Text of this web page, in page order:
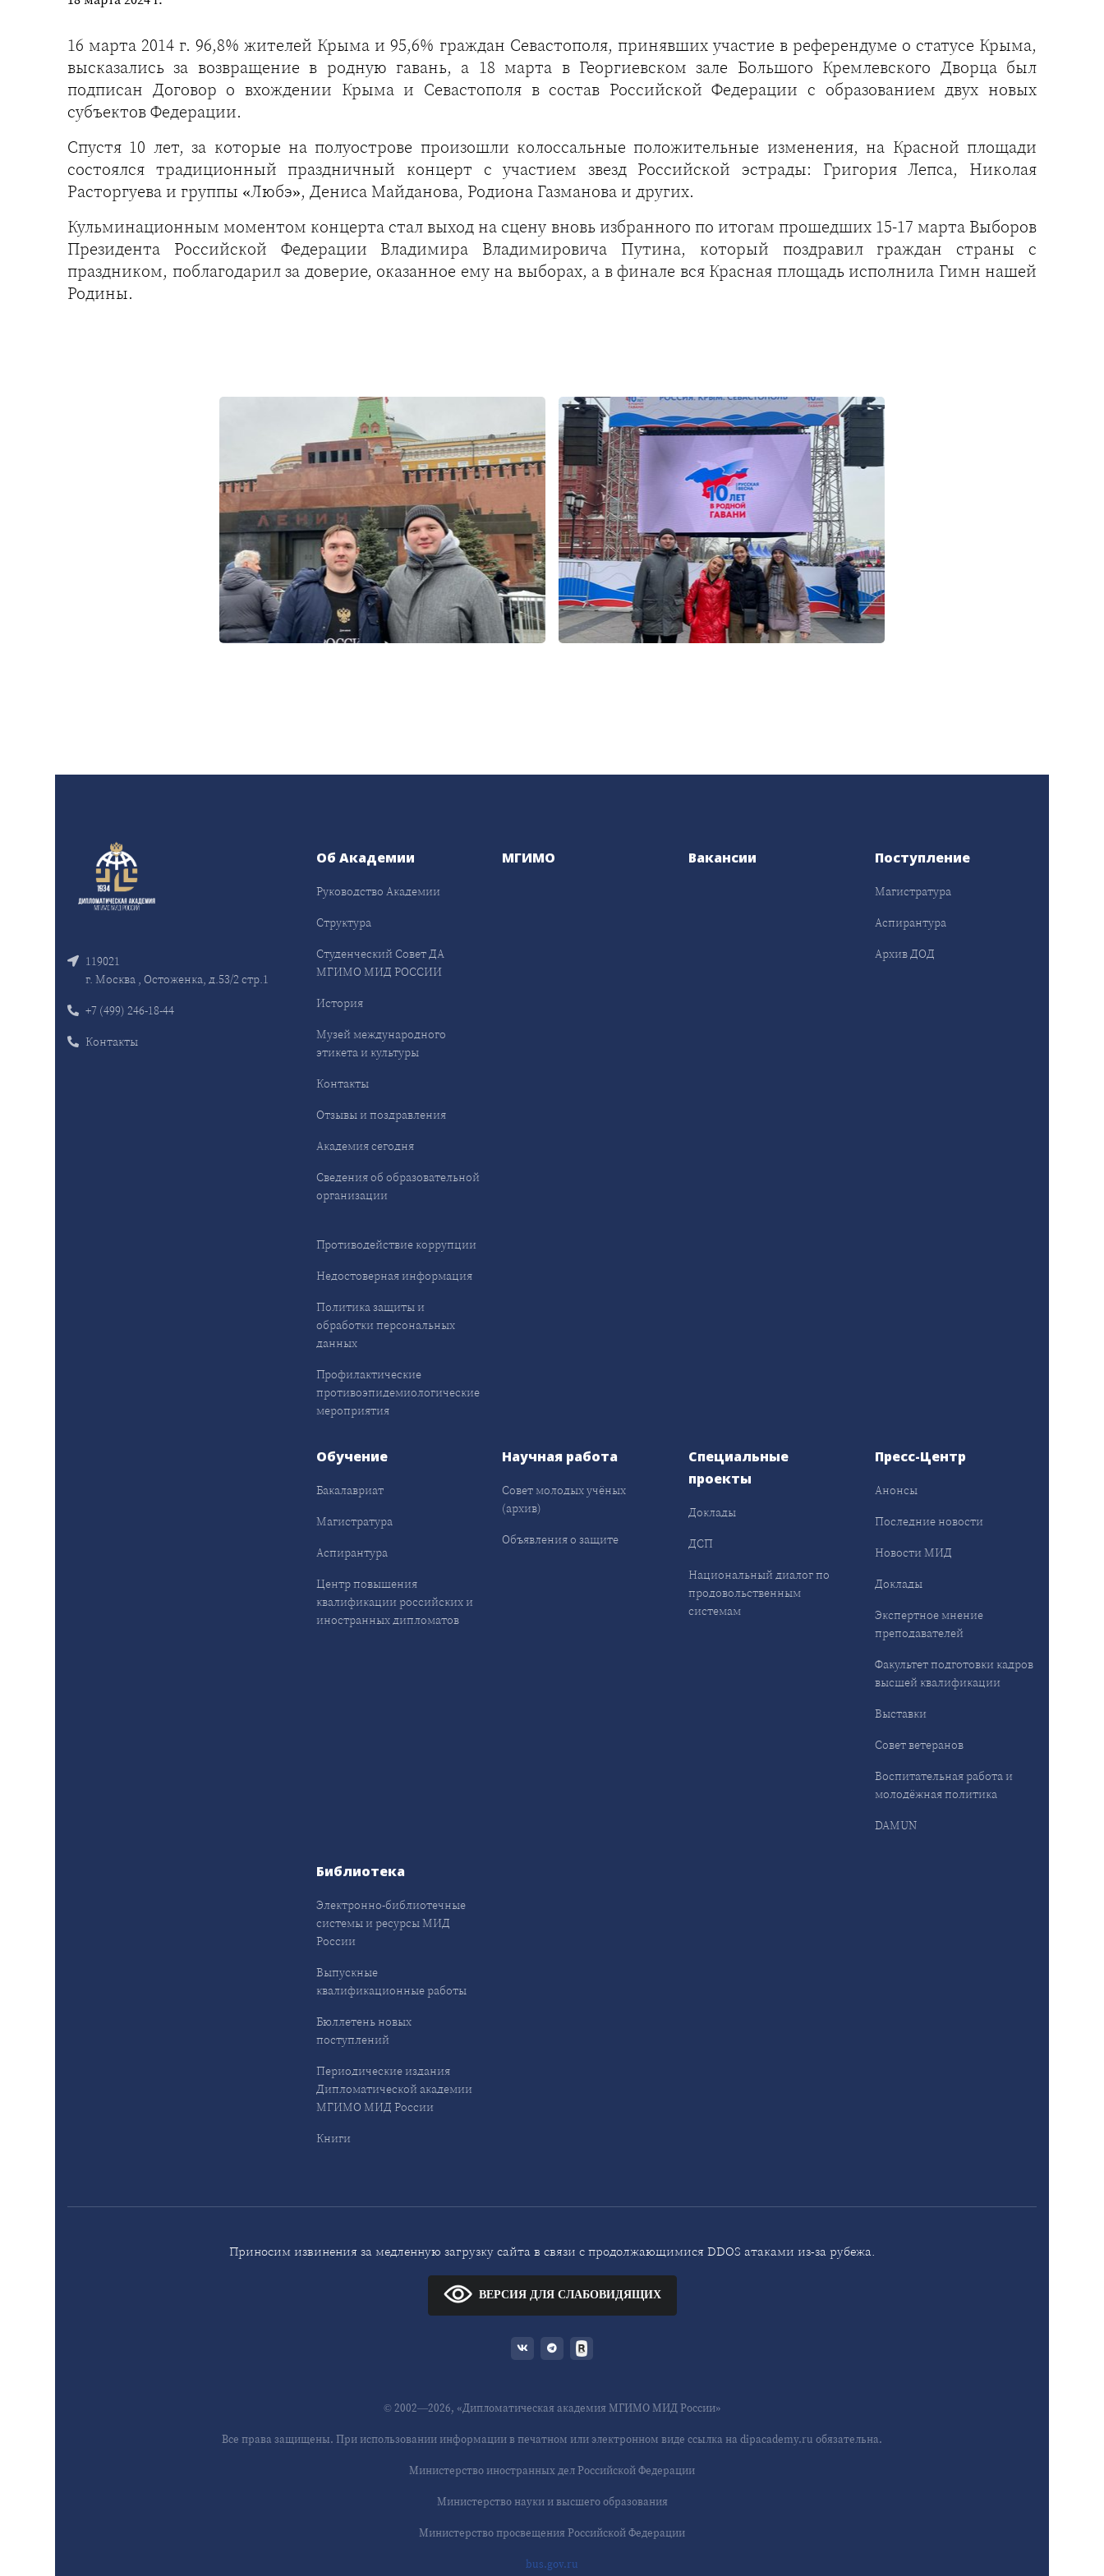
16 марта 2014 г. 96,8% жителей Крыма и 95,6% граждан Севастополя, принявших участие в референдуме о статусе Крыма,
высказались за возвращение в родную гавань, а 18 марта в Георгиевском зале Большого Кремлевского Дворца был
подписан Договор о вхождении Крыма и Севастополя в состав Российской Федерации с образованием двух новых
субъектов Федерации.
Спустя 10 лет, за которые на полуострове произошли колоссальные положительные изменения, на Красной площади
состоялся традиционный праздничный концерт с участием звезд Российской эстрады: Григория Лепса, Николая
Расторгуева и группы «Любэ», Дениса Майданова, Родиона Газманова и других.
Кульминационным моментом концерта стал выход на сцену вновь избранного по итогам прошедших 15-17 марта Выборов
Президента Российской Федерации Владимира Владимировича Путина, который поздравил граждан страны с
праздником, поблагодарил за доверие, оказанное ему на выборах, а в финале вся Красная площадь исполнила Гимн нашей
Родины.
119021
г. Москва , Остоженка, д.53/2 стр.1
+7 (499) 246-18-44
Контакты
Об Академии
Руководство Академии
Структура
Студенческий Совет ДА
МГИМО МИД РОССИИ
История
Музей международного
этикета и культуры
Контакты
Отзывы и поздравления
Академия сегодня
Сведения об образовательной
организации
Противодействие коррупции
Недостоверная информация
Политика защиты и
обработки персональных
данных
Профилактические
противоэпидемиологические
мероприятия
МГИМО Вакансии Поступление
Магистратура
Аспирантура
Архив ДОД
Обучение
Бакалавриат
Магистратура
Аспирантура
Центр повышения
квалификации российских и
иностранных дипломатов
Научная работа
Совет молодых учёных
(архив)
Объявления о защите
Специальные
проекты
Доклады
ДСП
Национальный диалог по
продовольственным
системам
Пресс-Центр
Анонсы
Последние новости
Новости МИД
Доклады
Экспертное мнение
преподавателей
Факультет подготовки кадров
высшей квалификации
Выставки
Совет ветеранов
Воспитательная работа и
молодёжная политика
DAMUN
Библиотека
Электронно-библиотечные
системы и ресурсы МИД
России
Выпускные
квалификационные работы
Бюллетень новых
поступлений
Периодические издания
Дипломатической академии
МГИМО МИД России
Книги
Приносим извинения за медленную загрузку сайта в связи с продолжающимися DDOS атаками из-за рубежа.
ВЕРСИЯ ДЛЯ СЛАБОВИДЯЩИХ
© 2002—2026, «Дипломатическая академия МГИМО МИД России»
Все права защищены. При использовании информации в печатном или электронном виде ссылка на dipacademy.ru обязательна.
Министерство иностранных дел Российской Федерации
Министерство науки и высшего образования
Министерство просвещения Российской Федерации
bus.gov.ru